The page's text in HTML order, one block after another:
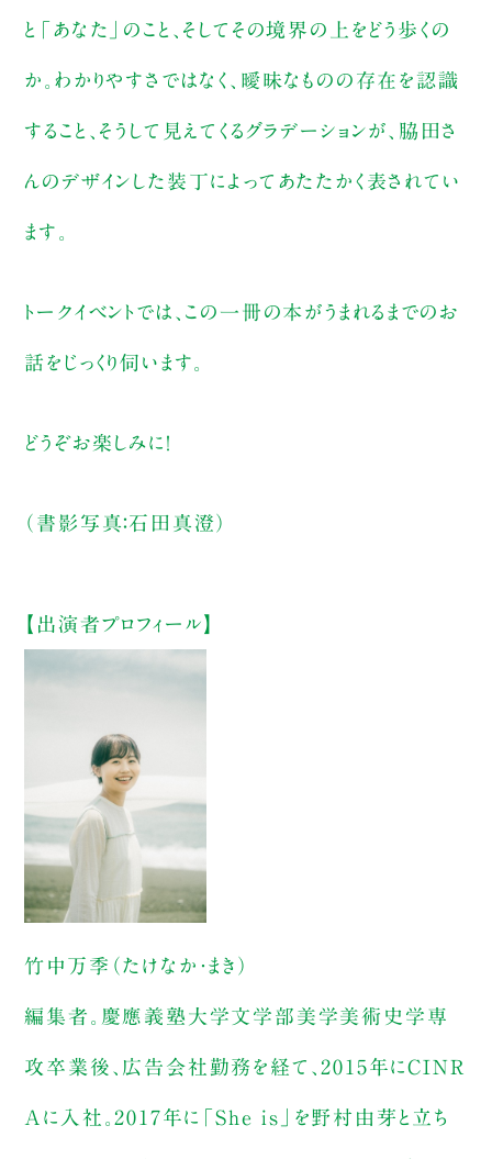
と「あなた」のこと、そしてその境界の上をどう歩くの
か。わかりやすさではなく、曖昧なものの存在を認識
すること、そうして見えてくるグラデーションが、脇田さ
んのデザインした装丁によってあたたかく表されてい
ます。
トークイベントでは、この一冊の本がうまれるまでのお
話をじっくり伺います。
どうぞお楽しみに！
（書影写真：石田真澄）
【出演者プロフィール】
竹中万季（たけなか・まき）
編集者。慶應義塾大学文学部美学美術史学専
攻卒業後、広告会社勤務を経て、2015年にCINR
Aに入社。2017年に「She is」を野村由芽と立ち